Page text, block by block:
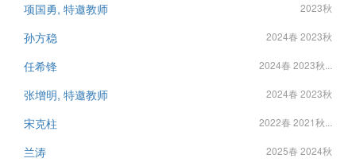
项国勇, 特邀教师 2023秋
孙方稳 2024春 2023秋
任希锋 2024春 2023秋...
张增明, 特邀教师 2024春 2023秋
宋克柱 2022春 2021秋...
兰涛 2025春 2024秋